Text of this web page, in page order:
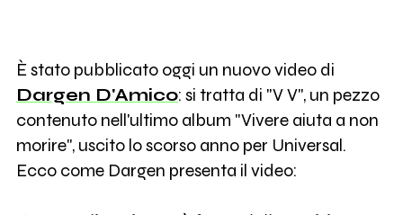
È stato pubblicato oggi un nuovo video di
Dargen D'Amico: si tratta di "V V", un pezzo
contenuto nell'ultimo album "Vivere aiuta a non
morire", uscito lo scorso anno per Universal.
Ecco come Dargen presenta il video: